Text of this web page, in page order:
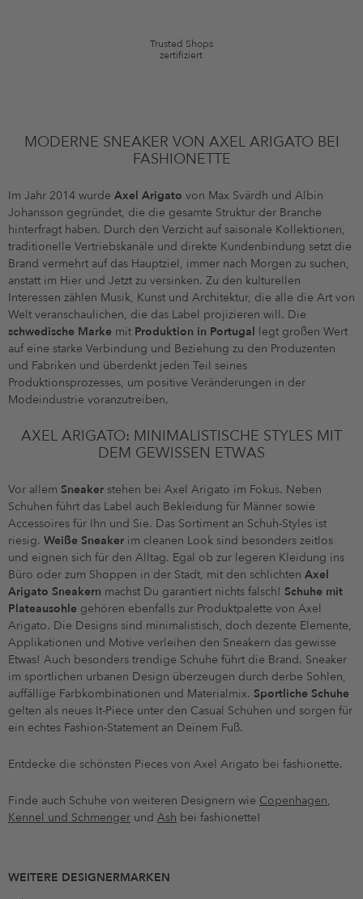
Trusted Shops
zertifiziert
MODERNE SNEAKER VON AXEL ARIGATO BEI
FASHIONETTE
Im Jahr 2014 wurde Axel Arigato von Max Svärdh und Albin
Johansson gegründet, die die gesamte Struktur der Branche
hinterfragt haben. Durch den Verzicht auf saisonale Kollektionen,
traditionelle Vertriebskanäle und direkte Kundenbindung setzt die
Brand vermehrt auf das Hauptziel, immer nach Morgen zu suchen,
anstatt im Hier und Jetzt zu versinken. Zu den kulturellen
Interessen zählen Musik, Kunst und Architektur, die alle die Art von
Welt veranschaulichen, die das Label projizieren will. Die
schwedische Marke mit Produktion in Portugal legt großen Wert
auf eine starke Verbindung und Beziehung zu den Produzenten
und Fabriken und überdenkt jeden Teil seines
Produktionsprozesses, um positive Veränderungen in der
Modeindustrie voranzutreiben.
AXEL ARIGATO: MINIMALISTISCHE STYLES MIT
DEM GEWISSEN ETWAS
Vor allem Sneaker stehen bei Axel Arigato im Fokus. Neben
Schuhen führt das Label auch Bekleidung für Männer sowie
Accessoires für Ihn und Sie. Das Sortiment an Schuh-Styles ist
riesig. Weiße Sneaker im cleanen Look sind besonders zeitlos
und eignen sich für den Alltag. Egal ob zur legeren Kleidung ins
Büro oder zum Shoppen in der Stadt, mit den schlichten Axel
Arigato Sneakern machst Du garantiert nichts falsch! Schuhe mit
Plateausohle gehören ebenfalls zur Produktpalette von Axel
Arigato. Die Designs sind minimalistisch, doch dezente Elemente,
Applikationen und Motive verleihen den Sneakern das gewisse
Etwas! Auch besonders trendige Schuhe führt die Brand. Sneaker
im sportlichen urbanen Design überzeugen durch derbe Sohlen,
auffällige Farbkombinationen und Materialmix. Sportliche Schuhe
gelten als neues It-Piece unter den Casual Schuhen und sorgen für
ein echtes Fashion-Statement an Deinem Fuß.
Entdecke die schönsten Pieces von Axel Arigato bei fashionette.
Finde auch Schuhe von weiteren Designern wie Copenhagen,
Kennel und Schmenger und Ash bei fashionette!
WEITERE DESIGNERMARKEN